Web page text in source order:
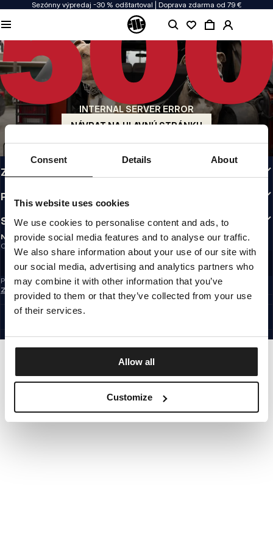
Consent Details About
This website uses cookies
We use cookies to personalise content and ads, to
provide social media features and to analyse our traffic.
We also share information about your use of our site with
our social media, advertising and analytics partners who
may combine it with other information that you’ve
provided to them or that they’ve collected from your use
of their services.
Allow all
Customize
Sezónny výpredaj -30 % odštartoval | Doprava zdarma od 79 €
INTERNAL SERVER ERROR
NÁVRAT NA HLAVNÚ STRÁNKU
KVALITA JE NAŠOU PRIORITOU
Naše oblečenie vyrábame s vášňou. Nerobíme kompromisy v odolnosti, životnosti
materiálov ani v dôraze na detaily.
PÔVOD Z USA
Naše korene siahajú do začiatku 90. rokov v San Diegu. Náš štýl je drsný,
autentický a nekompromisný.
ZNAČKA S CHARAKTEROM
Naše kolekcie si vyberajú športovci, bojovníci a odhodlaní ľudia.
INFO
ZÁKAZNÍCKA ZÓNA
PREDPISY
SLEDUJTE NÁS
NEWSLETTER
Chcete dostávať informácie o najnovších akciách a novinkách?
Email address
ZAREGISTROVAŤ SA
Prihlásením na odber newslettera potvrdzujete, že ste sa oboznámili so
Zásadami ochrany osobných údajov.
SLOVAKIA
©1997 - 2026 PITBULL VŠETKY PRÁVA VYHRADENÉ.
ÍSŤ HORE